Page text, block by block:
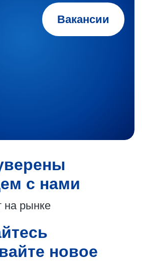
Вакансии
с нами
на рынке
новое